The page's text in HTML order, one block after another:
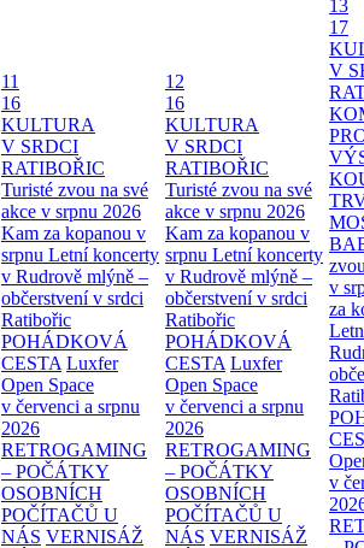
11
16
KULTURA
V SRDCI
RATIBOŘIC
Turisté zvou na své
akce v srpnu 2026
Kam za kopanou v
srpnu Letní koncerty
v Rudrově mlýně –
občerstvení v srdci
Ratibořic
POHÁDKOVÁ
CESTA Luxfer
Open Space
v červenci a srpnu
2026
RETROGAMING
– POČÁTKY
OSOBNÍCH
POČÍTAČŮ U
NÁS VERNISÁŽ
12
16
KULTURA
V SRDCI
RATIBOŘIC
Turisté zvou na své
akce v srpnu 2026
Kam za kopanou v
srpnu Letní koncerty
v Rudrově mlýně –
občerstvení v srdci
Ratibořic
POHÁDKOVÁ
CESTA Luxfer
Open Space
v červenci a srpnu
2026
RETROGAMING
– POČÁTKY
OSOBNÍCH
POČÍTAČŮ U
NÁS VERNISÁŽ
13
17
V
v
za
v